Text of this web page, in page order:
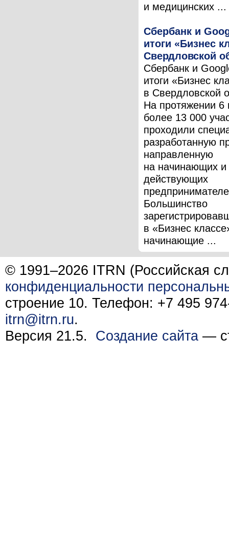
и медицинских ...
Сбербанк и
итоги «Бизнес
Свердловской
Сбербанк и
итоги «Бизнес
в Свердловской
На протяжении 6
более 13 000
проходили
разработанную
направленную
на начинающих и
действующих
Большинство
в «Бизнес
начинающие ...
© 1991–2026 ITRN (Российская
конфиденциальности
строение 10. Телефон: +7 495
itrn@itrn.ru.
Версия 21.5. Создание сайта —